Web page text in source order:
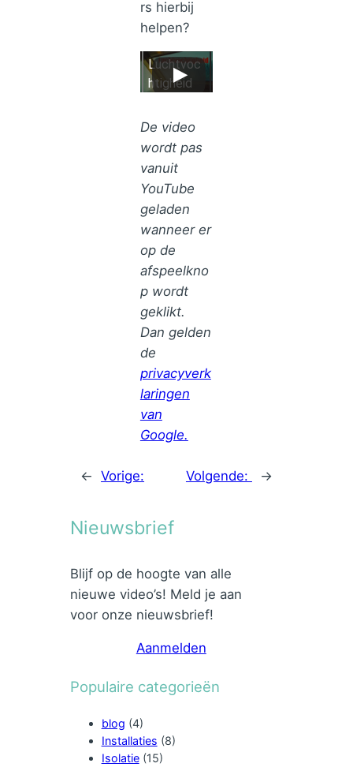
rs hierbij
helpen?
Luchtvoc
htigheid
condensa
tie | De
verborgen
oorzaak
van
vochtpro
blemen
De video
wordt pas
vanuit
YouTube
geladen
wanneer er
op de
afspeelkno
p wordt
geklikt.
Dan gelden
de
privacyverk
laringen
van
Google.
← Vorige: Volgende: →
Nieuwsbrief
Blijf op de hoogte van alle
nieuwe video’s! Meld je aan
voor onze nieuwsbrief!
Aanmelden
Populaire categorieën
blog (4)
Installaties (8)
Isolatie(15)